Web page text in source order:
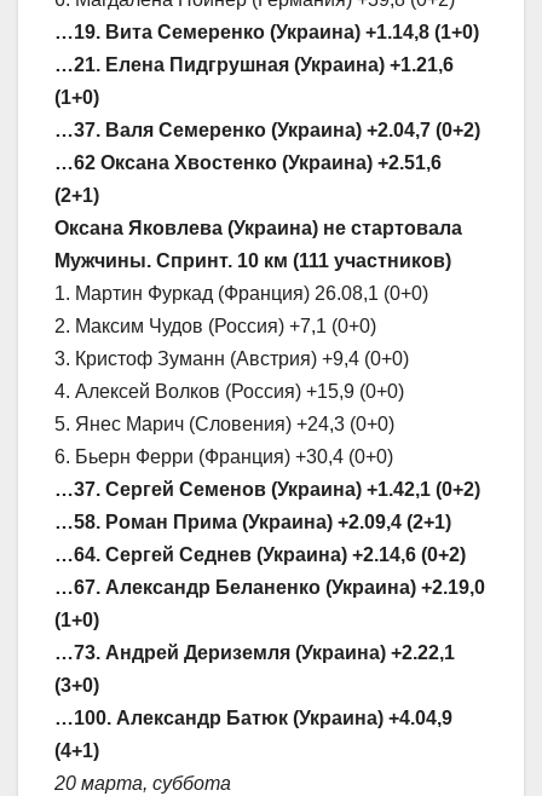
…19. Вита Семеренко (Украина) +1.14,8 (1+0)
…21. Елена Пидгрушная (Украина) +1.21,6
(1+0)
…37. Валя Семеренко (Украина) +2.04,7 (0+2)
…62 Оксана Хвостенко (Украина) +2.51,6
(2+1)
Оксана Яковлева (Украина) не стартовала
Мужчины. Спринт. 10 км (111 участников)
1. Мартин Фуркад (Франция) 26.08,1 (0+0)
2. Максим Чудов (Россия) +7,1 (0+0)
3. Кристоф Зуманн (Австрия) +9,4 (0+0)
4. Алексей Волков (Россия) +15,9 (0+0)
5. Янес Марич (Словения) +24,3 (0+0)
6. Бьерн Ферри (Франция) +30,4 (0+0)
…37. Сергей Семенов (Украина) +1.42,1 (0+2)
…58. Роман Прима (Украина) +2.09,4 (2+1)
…64. Сергей Седнев (Украина) +2.14,6 (0+2)
…67. Александр Беланенко (Украина) +2.19,0
(1+0)
…73. Андрей Дериземля (Украина) +2.22,1
(3+0)
…100. Александр Батюк (Украина) +4.04,9
(4+1)
20 марта, суббота